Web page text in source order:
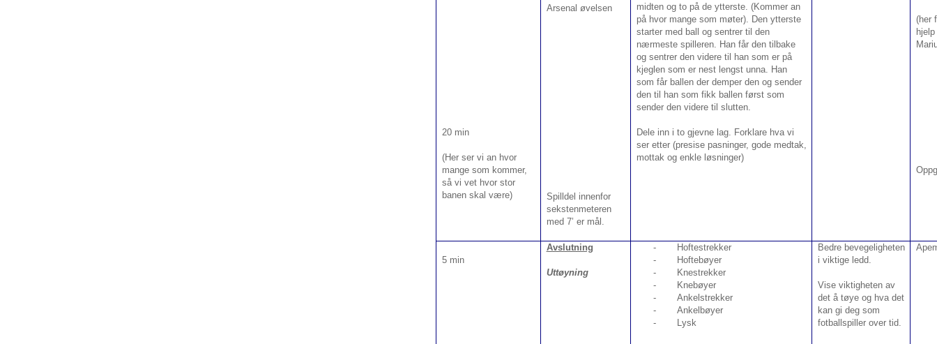
20 min
(Her ser vi an hvor
mange som kommer,
så vi vet hvor stor
banen skal være)
Arsenal øvelsen
Spilldel innenfor
sekstenmeteren
med 7’ er mål.
midten og to på de ytterste. (Kommer an
på hvor mange som møter). Den ytterste
starter med ball og sentrer til den
nærmeste spilleren. Han får den tilbake
og sentrer den videre til han som er på
kjeglen som er nest lengst unna. Han
som får ballen der demper den og sender
den til han som fikk ballen først som
sender den videre til slutten.
Dele inn i to gjevne lag. Forklare hva vi
ser etter (presise pasninger, gode medtak,
mottak og enkle løsninger)
(her
5 min
Avslutning
Uttøyning
-
Hoftestrekker
-
Hoftebøyer
-
Knestrekker
-
Knebøyer
-
Ankelstrekker
-
Ankelbøyer
-
Lysk
Bedre bevegeligheten
i viktige ledd.
Vise viktigheten av
det å tøye og hva det
kan gi deg som
fotballspiller over tid.